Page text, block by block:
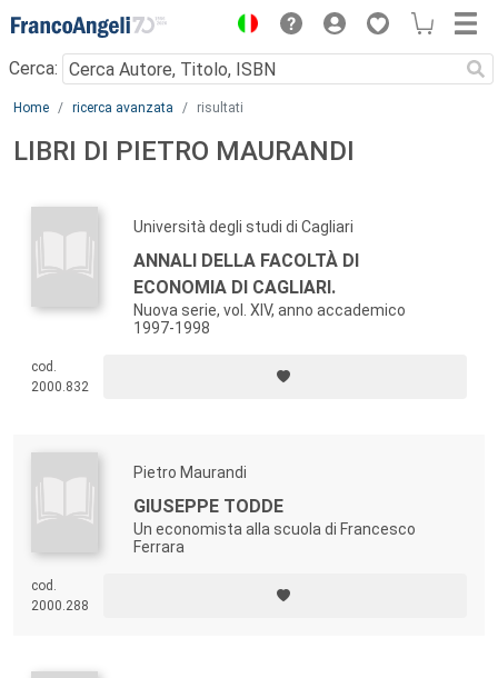
Menu
Cerca:
Main content
Home ricerca avanzata risultati
LIBRI DI PIETRO MAURANDI
Università degli studi di Cagliari
ANNALI DELLA FACOLTÀ DI
ECONOMIA DI CAGLIARI.
Nuova serie, vol. XIV, anno accademico
1997-1998
cod.
2000.832
Pietro Maurandi
GIUSEPPE TODDE
Un economista alla scuola di Francesco
Ferrara
cod.
2000.288